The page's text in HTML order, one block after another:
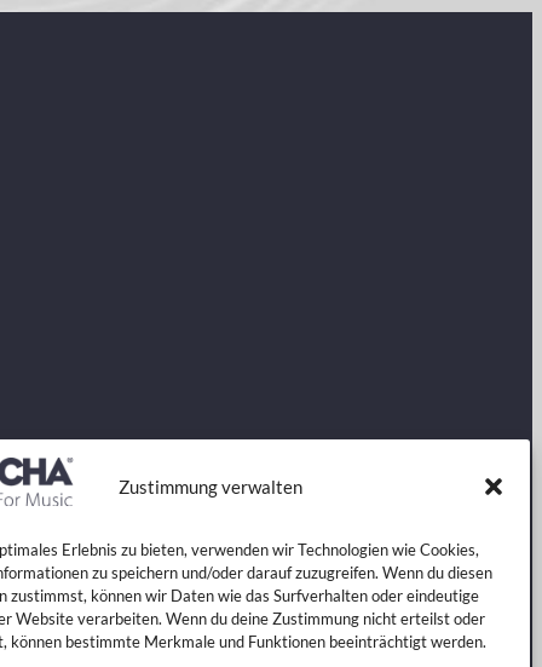
Zustimmung verwalten
Erlebnis zu bieten, verwenden wir Technologien wie Cookies,
zu speichern und/oder darauf zuzugreifen. Wenn du diesen
zustimmst, können wir Daten wie das Surfverhalten oder eindeutige
Website verarbeiten. Wenn du deine Zustimmung nicht erteilst oder
können bestimmte Merkmale und Funktionen beeinträchtigt werden.